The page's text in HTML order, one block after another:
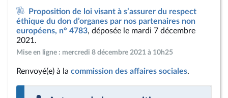
Proposition de loi visant à s’assurer du respect
éthique du don d’organes par nos partenaires non
européens, n° 4783, déposée le mardi 7 décembre
2021.
Mise en ligne : mercredi 8 décembre 2021 à 10h25
Renvoyé(e) à la commission des affaires sociales.